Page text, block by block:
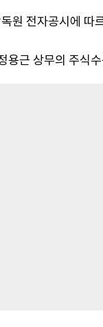
원 전자공시에 따
용근 상무의 주식